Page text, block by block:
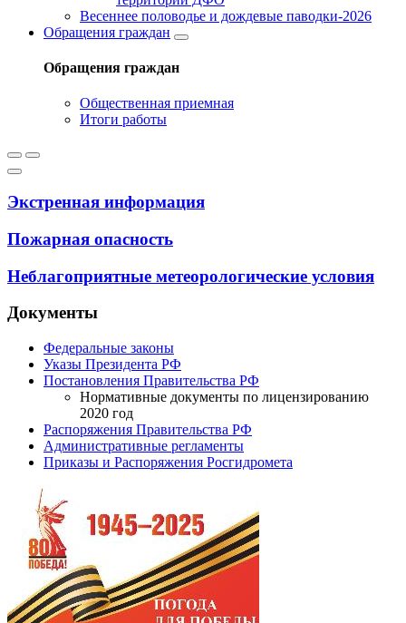
Весеннее половодье и дождевые паводки-2026
Обращения граждан
Обращения граждан
Общественная приемная
Итоги работы
Экстренная информация
Пожарная опасность
Неблагоприятные метеорологические условия
Документы
Федеральные законы
Указы Президента РФ
Постановления Правительства РФ
Нормативные документы по лицензированию
2020 год
Распоряжения Правительства РФ
Административные регламенты
Приказы и Распоряжения Росгидромета